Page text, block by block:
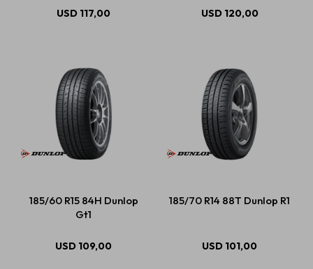
USD 117,00 USD 120,00
185/60 R15 84H Dunlop
Gt1
USD 109,00
185/70 R14 88T Dunlop R1
USD 101,00
Estética automotriz
Baterías
Repuestos
Servicios